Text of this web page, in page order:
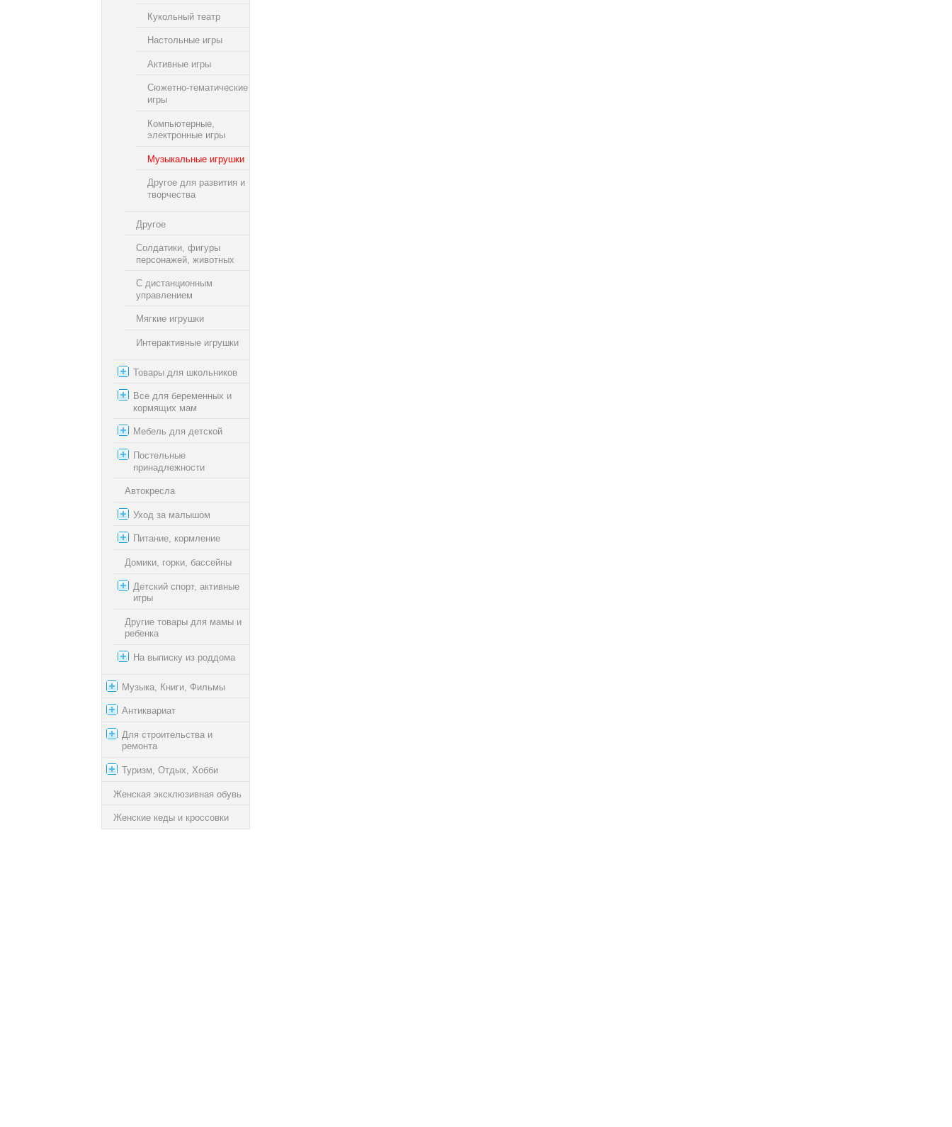
Кукольный театр
Настольные игры
Активные игры
Сюжетно-тематические
игры
Компьютерные,
электронные игры
Музыкальные игрушки
Другое для развития и
творчества
Другое
Солдатики, фигуры
персонажей, животных
С дистанционным
управлением
Мягкие игрушки
Интерактивные игрушки
Товары для школьников
Все для беременных и
кормящих мам
Мебель для детской
Постельные
принадлежности
Автокресла
Уход за малышом
Питание, кормление
Домики, горки, бассейны
Детский спорт, активные
игры
Другие товары для мамы и
ребенка
На выписку из роддома
Музыка, Книги, Фильмы
Антиквариат
Для строительства и
ремонта
Туризм, Отдых, Хобби
Женская эксклюзивная обувь
Женские кеды и кроссовки